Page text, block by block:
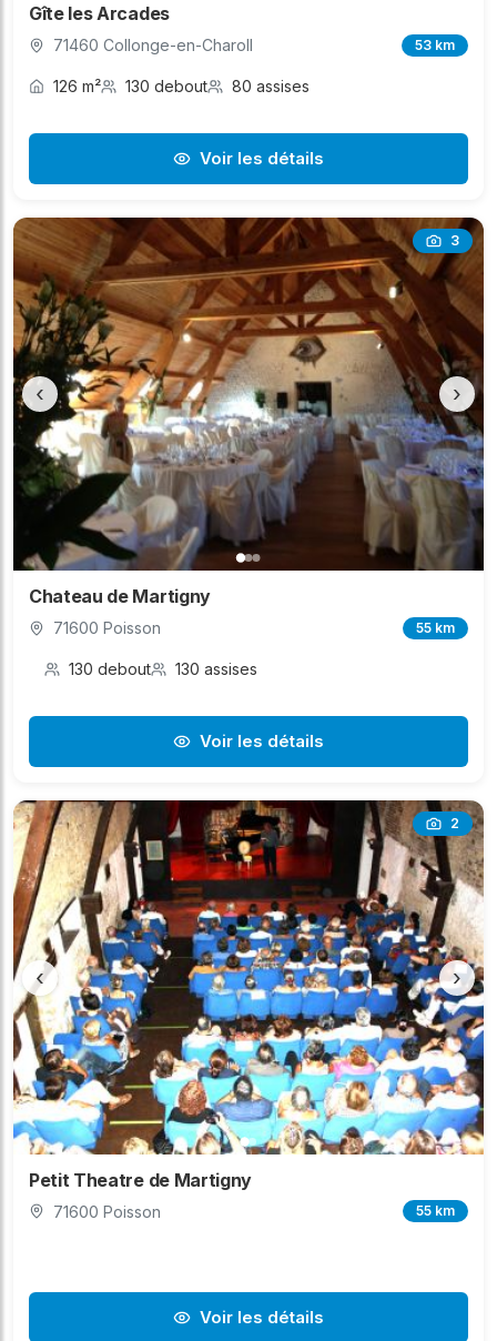
Gîte les Arcades
71460 Collonge-en-Charoll 53 km
126 m² 130 debout 80 assises
Voir les détails
3
‹ ›
Chateau de Martigny
71600 Poisson 55 km
130 debout 130 assises
Voir les détails
2
‹ ›
Petit Theatre de Martigny
71600 Poisson 55 km
Voir les détails